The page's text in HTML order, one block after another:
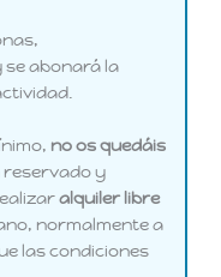
abonará la
no os quedáis
y
alquiler libre
normalmente a
las condiciones